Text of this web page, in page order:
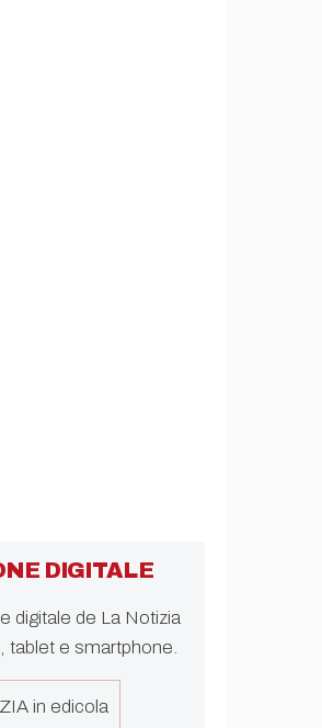
DIGITALE
digitale de La Notizia
tablet e smartphone.